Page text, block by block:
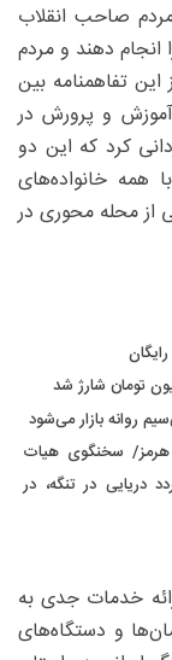
صاحب انقلاب
دهند و مردم
این تفاهمنامه بین
آموزش و پرورش در
کرد که این دو
همه خانواده‌های
از محله محوری در
هرمز/ سخنگوی هیات
دریایی در تنگه، در
خدمات جدی به
و دستگاه‌های